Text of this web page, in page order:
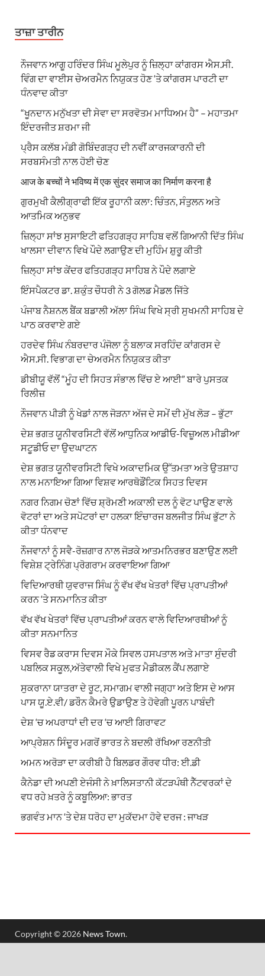
ਤਾਜ਼ਾ ਤਾਰੀਨ
ਨੌਜਵਾਨ ਆਗੂ ਹਰਿੰਦਰ ਸਿੰਘ ਮੂਲੇਪੁਰ ਨੂੰ ਜ਼ਿਲ੍ਹਾ ਕਾਂਗਰਸ ਐਸ.ਸੀ.
ਵਿੰਗ ਦਾ ਵਾਈਸ ਚੇਅਰਮੈਨ ਨਿਯੁਕਤ ਹੋਣ ‘ਤੇ ਕਾਂਗਰਸ ਪਾਰਟੀ ਦਾ
ਧੰਨਵਾਦ ਕੀਤਾ
“ਖੂਨਦਾਨ ਮਨੁੱਖਤਾ ਦੀ ਸੇਵਾ ਦਾ ਸਰਵੋਤਮ ਮਾਧਿਅਮ ਹੈ” – ਮਹਾਤਮਾ
ਇੰਦਰਜੀਤ ਸ਼ਰਮਾ ਜੀ
ਪ੍ਰੈਸ ਕਲੱਬ ਮੰਡੀ ਗੋਬਿੰਦਗੜ੍ਹ ਦੀ ਨਵੀਂ ਕਾਰਜਕਾਰਨੀ ਦੀ
ਸਰਬਸੰਮਤੀ ਨਾਲ ਹੋਈ ਚੋਣ
आज के बच्चों ने भविष्य में एक सुंदर समाज का निर्माण करना है
ਗੁਰਮੁਖੀ ਕੈਲੀਗ੍ਰਾਫੀ ਇੱਕ ਰੂਹਾਨੀ ਕਲਾ: ਚਿੰਤਨ, ਸੰਤੁਲਨ ਅਤੇ
ਆਤਮਿਕ ਅਨੁਭਵ
ਜ਼ਿਲ੍ਹਾ ਸਾਂਝ ਸੁਸਾਇਟੀ ਫਤਿਹਗੜ੍ਹ ਸਾਹਿਬ ਵਲੋਂ ਗਿਆਨੀ ਦਿੱਤ ਸਿੰਘ
ਖਾਲਸਾ ਦੀਵਾਨ ਵਿਖੇ ਪੌਦੇ ਲਗਾਉਣ ਦੀ ਮੁਹਿੰਮ ਸ਼ੁਰੂ ਕੀਤੀ
ਜ਼ਿਲ੍ਹਾ ਸਾਂਝ ਕੇਂਦਰ ਫਤਿਹਗੜ੍ਹ ਸਾਹਿਬ ਨੇ ਪੌਦੇ ਲਗਾਏ
ਇੰਸਪੈਕਟਰ ਡਾ. ਸ਼ਕੁੰਤ ਚੌਧਰੀ ਨੇ 3 ਗੋਲਡ ਮੈਡਲ ਜਿੱਤੇ
ਪੰਜਾਬ ਨੈਸ਼ਨਲ ਬੈਂਕ ਬਡਾਲੀ ਅੱਲਾ ਸਿੰਘ ਵਿਖੇ ਸ੍ਰੀ ਸੁਖਮਨੀ ਸਾਹਿਬ ਦੇ
ਪਾਠ ਕਰਵਾਏ ਗਏ
ਹਰਦੇਵ ਸਿੰਘ ਨੰਬਰਦਾਰ ਪੰਜੋਲਾ ਨੂੰ ਬਲਾਕ ਸਰਹਿੰਦ ਕਾਂਗਰਸ ਦੇ
ਐਸ.ਸੀ. ਵਿਭਾਗ ਦਾ ਚੇਅਰਮੈਨ ਨਿਯੁਕਤ ਕੀਤਾ
ਡੀਬੀਯੂ ਵੱਲੋਂ “ਮੂੰਹ ਦੀ ਸਿਹਤ ਸੰਭਾਲ ਵਿੱਚ ਏ ਆਈ” ਬਾਰੇ ਪੁਸਤਕ
ਰਿਲੀਜ਼
ਨੌਜਵਾਨ ਪੀੜੀ ਨੂੰ ਖੇਡਾਂ ਨਾਲ ਜੋੜਨਾ ਅੱਜ ਦੇ ਸਮੇਂ ਦੀ ਮੁੱਖ ਲੋੜ – ਭੁੱਟਾ
ਦੇਸ਼ ਭਗਤ ਯੂਨੀਵਰਸਿਟੀ ਵੱਲੋਂ ਆਧੁਨਿਕ ਆਡੀਓ-ਵਿਜ਼ੂਅਲ ਮੀਡੀਆ
ਸਟੂਡੀਓ ਦਾ ਉਦਘਾਟਨ
ਦੇਸ਼ ਭਗਤ ਯੂਨੀਵਰਸਿਟੀ ਵਿਖੇ ਅਕਾਦਮਿਕ ਉੱਤਮਤਾ ਅਤੇ ਉਤਸ਼ਾਹ
ਨਾਲ ਮਨਾਇਆ ਗਿਆ ਵਿਸ਼ਵ ਆਰਥੋਡੌਂਟਿਕ ਸਿਹਤ ਦਿਵਸ
ਨਗਰ ਨਿਗਮ ਚੋਣਾਂ ਵਿੱਚ ਸ਼੍ਰੋਮਣੀ ਅਕਾਲੀ ਦਲ ਨੂੰ ਵੋਟ ਪਾਉਣ ਵਾਲੇ
ਵੋਟਰਾਂ ਦਾ ਅਤੇ ਸਪੋਟਰਾਂ ਦਾ ਹਲਕਾ ਇੰਚਾਰਜ ਬਲਜੀਤ ਸਿੰਘ ਭੁੱਟਾ ਨੇ
ਕੀਤਾ ਧੰਨਵਾਦ
ਨੌਜਵਾਨਾਂ ਨੂੰ ਸਵੈ-ਰੋਜ਼ਗਾਰ ਨਾਲ ਜੋੜਕੇ ਆਤਮਨਿਰਭਰ ਬਣਾਉਣ ਲਈ
ਵਿਸ਼ੇਸ਼ ਟ੍ਰੇਨਿੰਗ ਪ੍ਰੋਗਰਾਮ ਕਰਵਾਇਆ ਗਿਆ
ਵਿਦਿਆਰਥੀ ਯੁਵਰਾਜ ਸਿੰਘ ਨੂੰ ਵੱਖ ਵੱਖ ਖੇਤਰਾਂ ਵਿੱਚ ਪ੍ਰਾਪਤੀਆਂ
ਕਰਨ ‘ਤੇ ਸਨਮਾਨਿਤ ਕੀਤਾ
ਵੱਖ ਵੱਖ ਖੇਤਰਾਂ ਵਿੱਚ ਪ੍ਰਾਪਤੀਆਂ ਕਰਨ ਵਾਲੇ ਵਿਦਿਆਰਥੀਆਂ ਨੂੰ
ਕੀਤਾ ਸਨਮਾਨਿਤ
ਵਿਸਵ ਰੈਡ ਕਰਾਸ ਦਿਵਸ ਮੌਕੇ ਸਿਵਲ ਹਸਪਤਾਲ ਅਤੇ ਮਾਤਾ ਸੁੰਦਰੀ
ਪਬਲਿਕ ਸਕੂਲ,ਅੱਤੇਵਾਲੀ ਵਿਖੇ ਮੁਫਤ ਮੈਡੀਕਲ ਕੈਂਪ ਲਗਾਏ
ਸੁਕਰਾਨਾ ਯਾਤਰਾ ਦੇ ਰੂਟ, ਸਮਾਗਮ ਵਾਲੀ ਜਗ੍ਹਾ ਅਤੇ ਇਸ ਦੇ ਆਸ
ਪਾਸ ਯੂ.ਏ.ਵੀ/ ਡਰੌਨ ਕੈਮਰੇ ਉਡਾਉਣ ਤੇ ਹੋਵੇਗੀ ਪੂਰਨ ਪਾਬੰਦੀ
ਦੇਸ਼ ‘ਚ ਅਪਰਾਧਾਂ ਦੀ ਦਰ ‘ਚ ਆਈ ਗਿਰਾਵਟ
ਆਪ੍ਰੇਸ਼ਨ ਸਿੰਦੂਰ ਮਗਰੋਂ ਭਾਰਤ ਨੇ ਬਦਲੀ ਰੱਖਿਆ ਰਣਨੀਤੀ
ਅਮਨ ਅਰੋੜਾ ਦਾ ਕਰੀਬੀ ਹੈ ਬਿਲਡਰ ਗੌਰਵ ਧੀਰ: ਈ.ਡੀ
ਕੈਨੇਡਾ ਦੀ ਅਪਣੀ ਏਜੰਸੀ ਨੇ ਖ਼ਾਲਿਸਤਾਨੀ ਕੱਟੜਪੰਥੀ ਨੈੱਟਵਰਕਾਂ ਦੇ
ਵਧ ਰਹੇ ਖ਼ਤਰੇ ਨੂੰ ਕਬੂਲਿਆ: ਭਾਰਤ
ਭਗਵੰਤ ਮਾਨ ‘ਤੇ ਦੇਸ਼ ਧਰੋਹ ਦਾ ਮੁਕੱਦਮਾ ਹੋਵੇ ਦਰਜ : ਜਾਖੜ
Copyright © 2026 News Town.